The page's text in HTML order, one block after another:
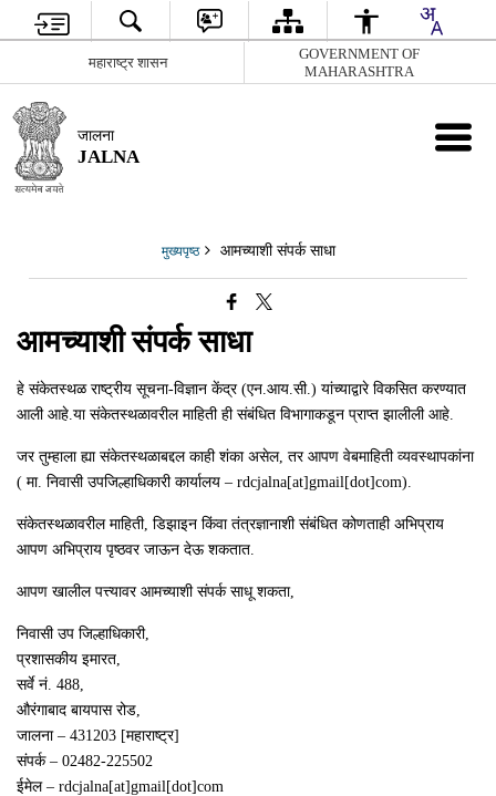
महाराष्ट्र शासन
GOVERNMENT OF
MAHARASHTRA
जालना
JALNA
मुख्यपृष्ठ आमच्याशी संपर्क साधा
आमच्याशी संपर्क साधा
हे संकेतस्थळ राष्ट्रीय सूचना-विज्ञान केंद्र (एन.आय.सी.) यांच्याद्वारे विकसित करण्यात
आली आहे.या संकेतस्थळावरील माहिती ही संबंधित विभागाकडून प्राप्त झालीली आहे.
जर तुम्हाला ह्या संकेतस्थळाबद्दल काही शंका असेल, तर आपण वेबमाहिती व्यवस्थापकांना
( मा. निवासी उपजिल्हाधिकारी कार्यालय – rdcjalna[at]gmail[dot]com).
संकेतस्थळावरील माहिती, डिझाइन किंवा तंत्रज्ञानाशी संबंधित कोणताही अभिप्राय
आपण अभिप्राय पृष्ठवर जाऊन देऊ शकतात.
आपण खालील पत्त्यावर आमच्याशी संपर्क साधू शकता,
निवासी उप जिल्हाधिकारी,
प्रशासकीय इमारत,
सर्वे नं. 488,
औरंगाबाद बायपास रोड,
जालना – 431203 [महाराष्ट्र]
संपर्क – 02482-225502
ईमेल – rdcjalna[at]gmail[dot]com